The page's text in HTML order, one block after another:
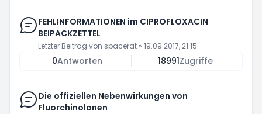
FEHLINFORMATIONEN im CIPROFLOXACIN
BEIPACKZETTEL
Letzter Beitrag von spacerat » 19.09.2017, 21:15
0Antworten 18991Zugriffe
Die offiziellen Nebenwirkungen von
Fluorchinolonen